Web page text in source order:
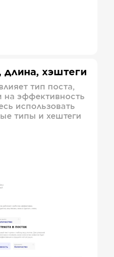
длина, хэштеги
тип поста,
на эффективность
использовать
типы и хештеги